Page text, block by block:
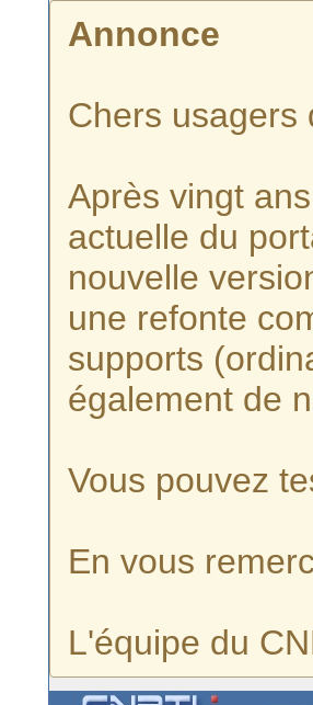
Annonce
Chers usagers
Après vingt
actuelle du
nouvelle
une refonte
supports
également de
Vous pouvez
En vous
L'équipe du